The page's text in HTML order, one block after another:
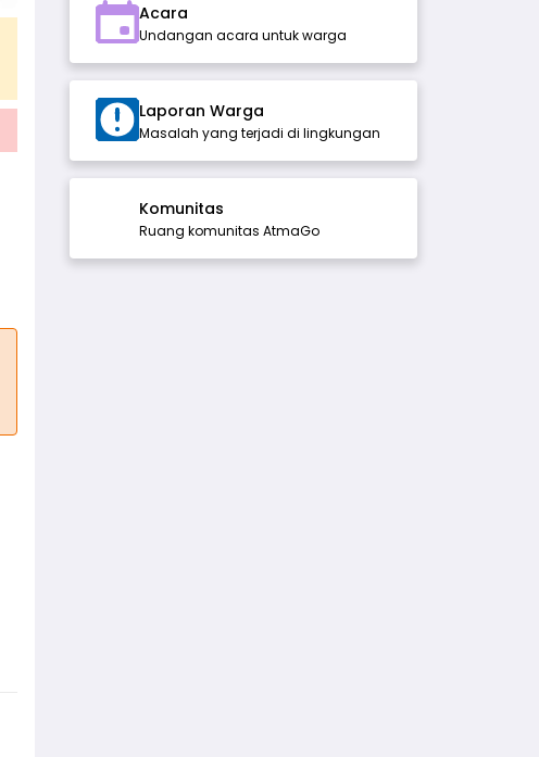
Acara
Undangan acara untuk warga
Laporan Warga
Masalah yang terjadi di lingkungan
Komunitas
Ruang komunitas AtmaGo